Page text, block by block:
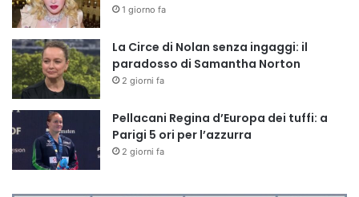
1 giorno fa
La Circe di Nolan senza ingaggi: il
paradosso di Samantha Norton
2 giorni fa
Pellacani Regina d’Europa dei tuffi: a
Parigi 5 ori per l’azzurra
2 giorni fa